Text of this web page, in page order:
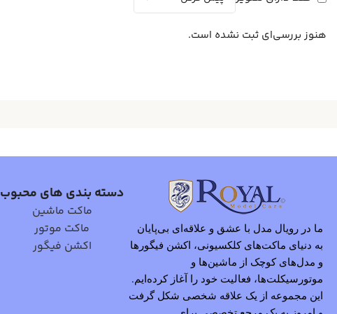
هنوز بررسی‌ای ثبت نشده است.
ما در رویال مدل با عشق و علاقه‌ای بی‌پایان
به دنیای ماکت‌های کلکسیونی، اکشن فیگورها
و مدل‌های کوچک از ماشین‌ها و
موتورسیکلت‌ها، فعالیت خود را آغاز کرده‌ایم.
این مجموعه از یک علاقه شخصی شکل گرفت
دسته بندی های محبوب
ماکت ماشین
ماکت موتور
اکشن فیگور